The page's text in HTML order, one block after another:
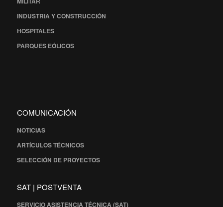
INDUSTRIA Y CONSTRUCCIÓN
HOSPITALES
PARQUES EÓLICOS
COMUNICACIÓN
NOTICIAS
ARTÍCULOS TÉCNICOS
SELECCIÓN DE PROYECTOS
SAT | POSTVENTA
SERVICIO ASISTENCIA TÉCNICA (SAT)